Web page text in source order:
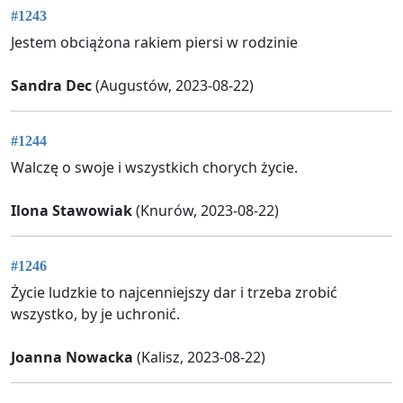
#1243
Jestem obciążona rakiem piersi w rodzinie
Sandra Dec(Augustów, 2023-08-22)
#1244
Walczę o swoje i wszystkich chorych życie.
Ilona Stawowiak(Knurów, 2023-08-22)
#1246
Życie ludzkie to najcenniejszy dar i trzeba zrobić
wszystko, by je uchronić.
Joanna Nowacka (Kalisz, 2023-08-22)